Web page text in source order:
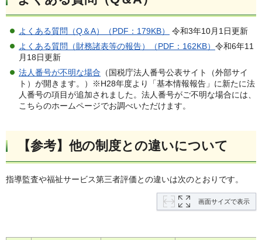
よくある質問（Q＆A）（PDF：179KB）
令和3年10月1日更新
よくある質問（財務諸表等の報告）（PDF：162KB） 令和6年11
月18日更新
法人番号が不明な場合 （国税庁法人番号公表サイト（外部サイ
ト）が開きます。）※H28年度より「基本情報報告」に新たに法
人番号の項目が追加されました。法人番号がご不明な場合には、
こちらのホームページでお調べいただけます。
【参考】他の制度との違いについて
指導監査や福祉サービス第三者評価との違いは次のとおりです。
画面サイズで表示